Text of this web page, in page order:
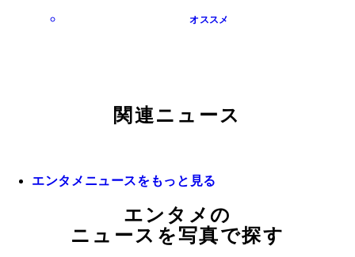
オススメ
関連ニュース
エンタメニュースをもっと見る
エンタメの
ニュースを写真で探す